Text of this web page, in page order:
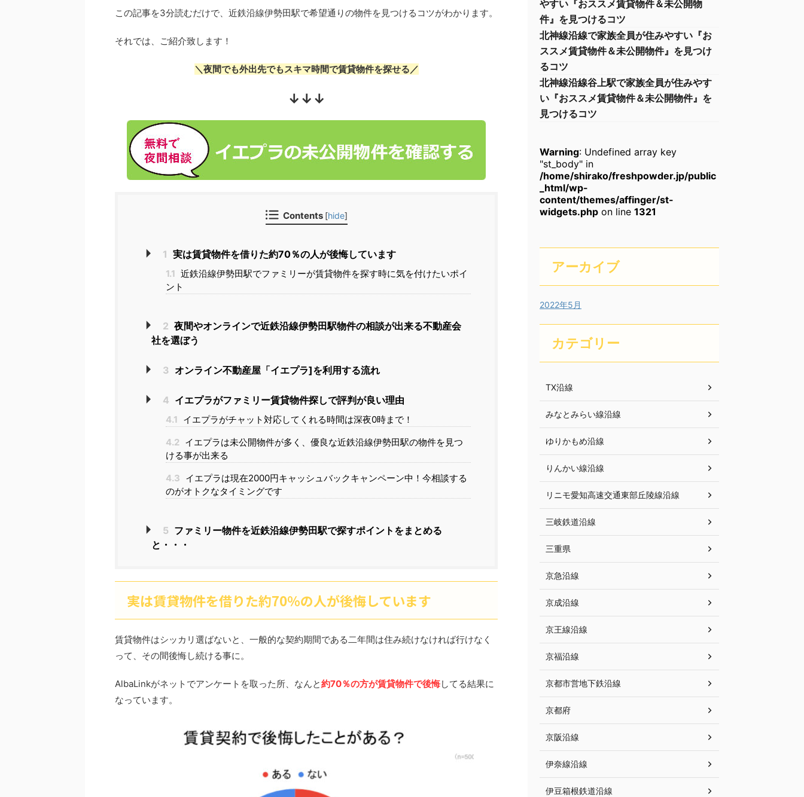
この記事を3分読むだけで、近鉄沿線伊勢田駅で希望通りの物件を見つけるコツがわかります。
それでは、ご紹介致します！
＼夜間でも外出先でもスキマ時間で賃貸物件を探せる／
↓↓↓
Contents [hide]
1 実は賃貸物件を借りた約70％の人が後悔しています
1.1 近鉄沿線伊勢田駅でファミリーが賃貸物件を探す時に気を付けたいポイ
ント
2 夜間やオンラインで近鉄沿線伊勢田駅物件の相談が出来る不動産会
社を選ぼう
3 オンライン不動産屋「イエプラ]を利用する流れ
4 イエプラがファミリー賃貸物件探しで評判が良い理由
4.1 イエプラがチャット対応してくれる時間は深夜0時まで！
4.2 イエプラは未公開物件が多く、優良な近鉄沿線伊勢田駅の物件を見つ
ける事が出来る
4.3 イエプラは現在2000円キャッシュバックキャンペーン中！今相談する
のがオトクなタイミングです
5 ファミリー物件を近鉄沿線伊勢田駅で探すポイントをまとめる
と・・・
実は賃貸物件を借りた約70％の人が後悔しています
賃貸物件はシッカリ選ばないと、一般的な契約期間である二年間は住み続けなければ行けなく
って、その間後悔し続ける事に。
AlbaLinkがネットでアンケートを取った所、なんと約70％の方が賃貸物件で後悔してる結果に
なっています。
やすい『おススメ賃貸物件＆未公開物
件』を見つけるコツ
北神線沿線で家族全員が住みやすい『お
ススメ賃貸物件＆未公開物件』を見つけ
るコツ
北神線沿線谷上駅で家族全員が住みやす
い『おススメ賃貸物件＆未公開物件』を
見つけるコツ
Warning: Undefined array key
"st_body" in
/home/shirako/freshpowder.jp/public
_html/wp-
content/themes/affinger/st-
widgets.php on line 1321
アーカイブ
2022年5月
カテゴリー
TX沿線
みなとみらい線沿線
ゆりかもめ沿線
りんかい線沿線
リニモ愛知高速交通東部丘陵線沿線
三岐鉄道沿線
三重県
京急沿線
京成沿線
京王線沿線
京福沿線
京都市営地下鉄沿線
京都府
京阪沿線
伊奈線沿線
伊豆箱根鉄道沿線